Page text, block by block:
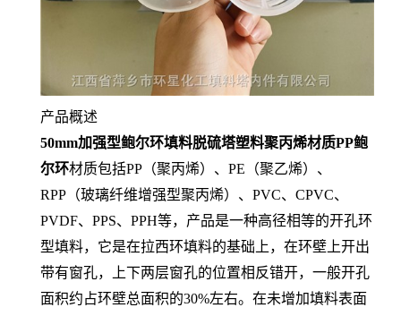
产品概述
50mm加强型鲍尔环填料脱硫塔塑料聚丙烯材质PP鲍
尔环材质包括PP（聚丙烯）、PE（聚乙烯）、
RPP（玻璃纤维增强型聚丙烯）、PVC、CPVC、
PVDF、PPS、PPH等，产品是一种高径相等的开孔环
型填料，它是在拉西环填料的基础上，在环壁上开出
带有窗孔，上下两层窗孔的位置相反错开，一般开孔
面积约占环壁总面积的30%左右。在未增加填料表面